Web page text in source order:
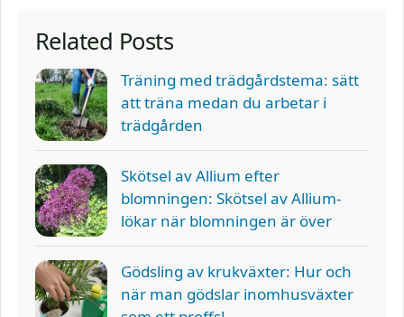
Related Posts
Träning med trädgårdstema: sätt
att träna medan du arbetar i
trädgården
Skötsel av Allium efter
blomningen: Skötsel av Allium-
lökar när blomningen är över
Gödsling av krukväxter: Hur och
när man gödslar inomhusväxter